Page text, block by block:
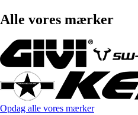
Alle vores mærker
Opdag alle vores mærker